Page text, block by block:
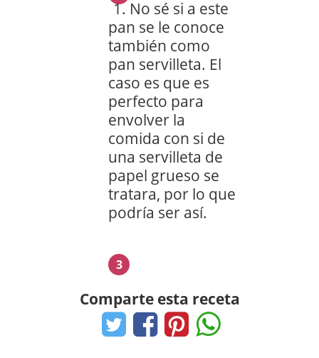
No sé si a este
pan se le conoce
también como
pan servilleta. El
caso es que es
perfecto para
envolver la
comida con si de
una servilleta de
papel grueso se
tratara, por lo que
podría ser así.
3
Comparte esta receta